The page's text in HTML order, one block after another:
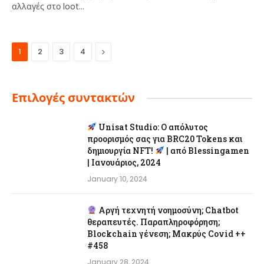
αλλαγές στο loot…
1 2 3 4 Next
Επιλογές συντακτών
Unisat Studio: Ο απόλυτος
προορισμός σας για BRC20 Tokens και
δημιουργία NFT!
| από Blessingamen
| Ιανουάριος, 2024
January 10, 2024
Αργή τεχνητή νοημοσύνη; Chatbot
θεραπευτές. Παραπληροφόρηση;
Blockchain γένεση; Μακρύς Covid ++
#458
January 28, 2024